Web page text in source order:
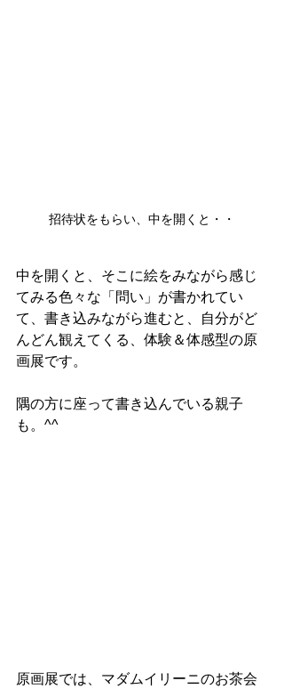
招待状をもらい、中を開くと・・
中を開くと、そこに絵をみながら感じ
てみる色々な「問い」が書かれてい
て、書き込みながら進むと、自分がど
んどん観えてくる、体験＆体感型の原
画展です。
隅の方に座って書き込んでいる親子
も。^^
原画展では、マダムイリーニのお茶会